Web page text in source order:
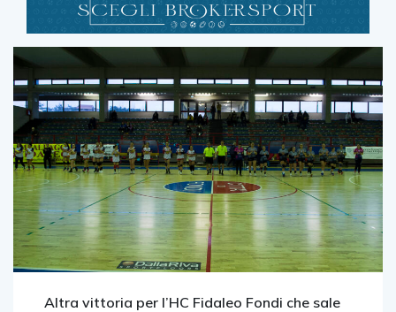
Altra vittoria per l’HC Fidaleo Fondi che sale